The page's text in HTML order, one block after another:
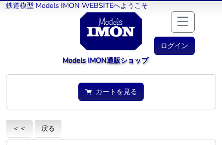
鉄道模型 Models IMON WEBSITEへようこそ
ログイン
Models IMON通販ショップ
カートを見る
＜＜ 戻る